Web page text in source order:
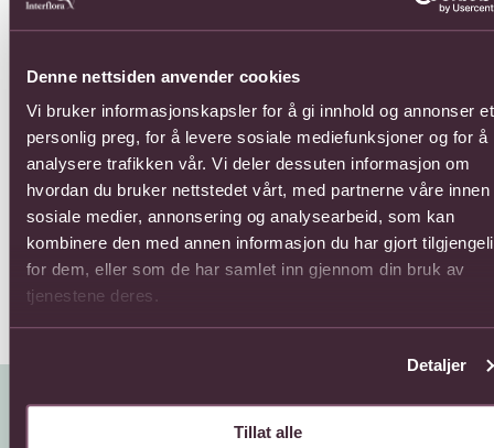
Denne nettsiden anvender cookies
Vi bruker informasjonskapsler for å gi innhold og annonser et
personlig preg, for å levere sosiale mediefunksjoner og for å
analysere trafikken vår. Vi deler dessuten informasjon om
hvordan du bruker nettstedet vårt, med partnerne våre innen
sosiale medier, annonsering og analysearbeid, som kan
kombinere den med annen informasjon du har gjort
for dem, eller som de har samlet inn gjennom din bruk av
tjenestene deres.
Detaljer
Tillat alle
1000 Wishes
Fra 715,-
12 roses long stemmed
693,-
12